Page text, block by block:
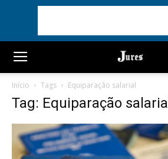
Início Tags Equiparação salarial
Tag: Equiparação salarial